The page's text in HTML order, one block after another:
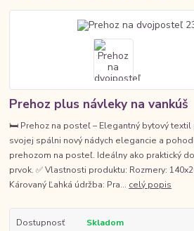
Prehoz plus návleky na vankúš
🛏️ Prehoz na posteľ – Elegantný bytový
svojej spálni nový nádych elegancie a
prehozom na posteľ. Ideálny ako praktický
prvok. ✅ Vlastnosti produktu: Rozmery:
Károvaný Ľahká údržba: Pra... celý popis
Dostupnosť Skladom